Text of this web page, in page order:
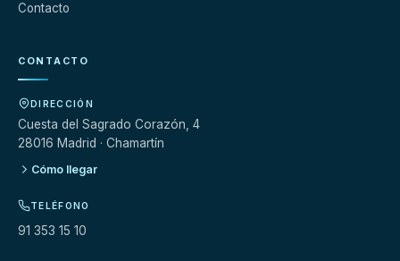
Contacto
CONTACTO
DIRECCIÓN
Cuesta del Sagrado Corazón, 4
28016 Madrid · Chamartín
Cómo llegar
TELÉFONO
91 353 15 10